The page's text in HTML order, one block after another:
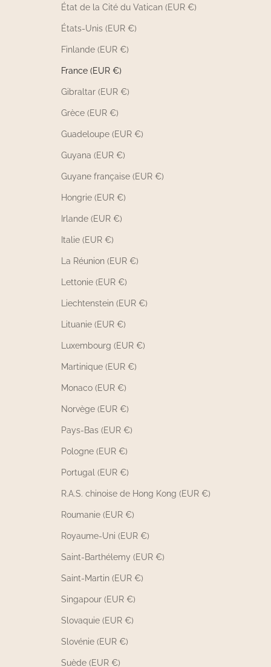
État de la Cité du Vatican (EUR €)
États-Unis (EUR €)
Finlande (EUR €)
France (EUR €)
Gibraltar (EUR €)
Grèce (EUR €)
Guadeloupe (EUR €)
Guyana (EUR €)
Guyane française (EUR €)
Hongrie (EUR €)
Irlande (EUR €)
Italie (EUR €)
La Réunion (EUR €)
Lettonie (EUR €)
Liechtenstein (EUR €)
Lituanie (EUR €)
Luxembourg (EUR €)
Martinique (EUR €)
Monaco (EUR €)
Norvège (EUR €)
Pays-Bas (EUR €)
Pologne (EUR €)
Portugal (EUR €)
R.A.S. chinoise de Hong Kong (EUR €)
Roumanie (EUR €)
Royaume-Uni (EUR €)
Saint-Barthélemy (EUR €)
Saint-Martin (EUR €)
Singapour (EUR €)
Slovaquie (EUR €)
Slovénie (EUR €)
Suède (EUR €)